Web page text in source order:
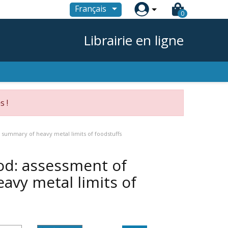
Français  0
Librairie en ligne
!
of heavy metal limits of foodstuffs
assessment of
metal limits of